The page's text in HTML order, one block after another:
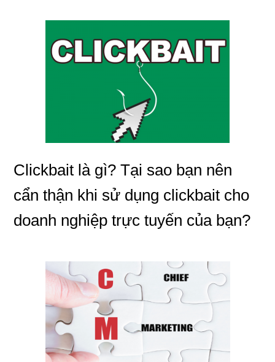
Clickbait là gì? Tại sao bạn nên
cẩn thận khi sử dụng clickbait cho
doanh nghiệp trực tuyến của bạn?